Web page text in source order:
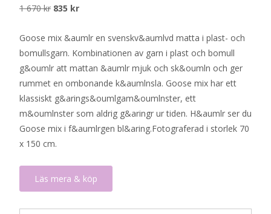
1 670kr Det
priset
var:
1
670 kr.
835 krDet
priset
är:
835 kr.
Goose mix &aumlr en svenskv&aumlvd matta i plast- och
bomullsgarn. Kombinationen av garn i plast och bomull
g&oumlr att mattan &aumlr mjuk och sk&oumln och ger
rummet en ombonande k&aumlnsla. Goose mix har ett
klassiskt g&arings&oumlgam&oumlnster, ett
m&oumlnster som aldrig g&aringr ur tiden. H&aumlr ser du
Goose mix i f&aumlrgen bl&aring.Fotograferad i storlek 70
x 150 cm.
Läs mera & köp